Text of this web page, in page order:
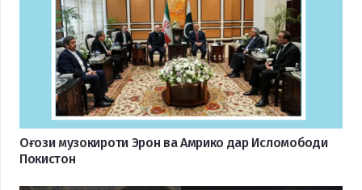
Оғози музокироти Эрон ва Амрико дар Исломободи
Покистон